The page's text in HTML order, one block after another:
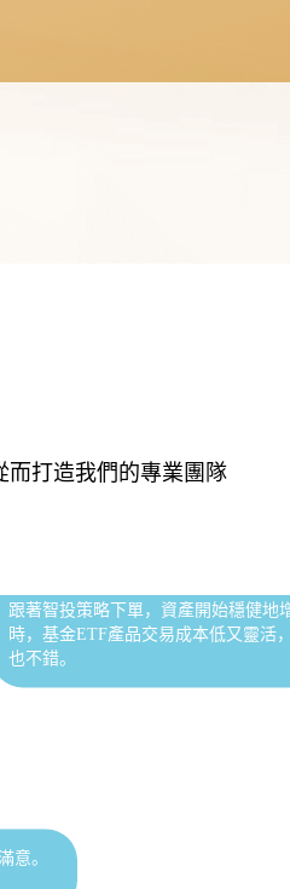
而打造我們的專業團隊
也不錯。
意。
存款到交易操作的每個細節，都有
左右，不得不讚賞用eDDA 入金，